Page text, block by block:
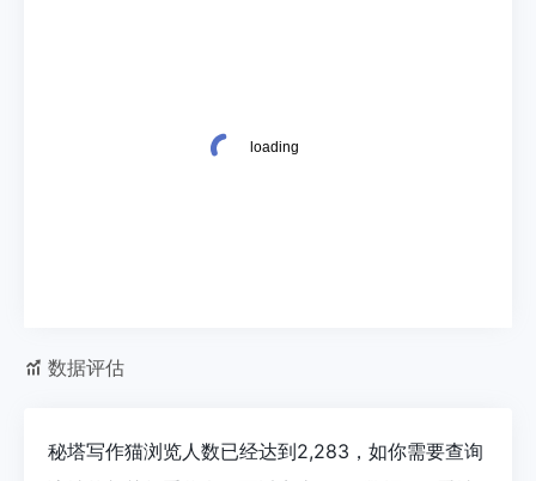
数据评估
秘塔写作猫浏览人数已经达到2,283，如你需要查询